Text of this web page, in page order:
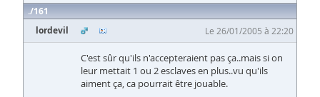
161
lordevil
Le 26/01/2005 à 22:20
C'est sûr qu'ils n'accepteraient pas ça..mais si on
leur mettait 1 ou 2 esclaves en plus..vu qu'ils
aiment ça, ca pourrait être jouable.